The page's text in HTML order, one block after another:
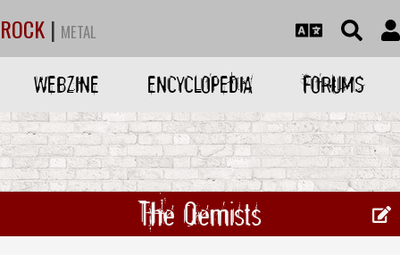
ROCK | METAL
WEBZINE ENCYCLOPEDIA FORUMS
The Qemists